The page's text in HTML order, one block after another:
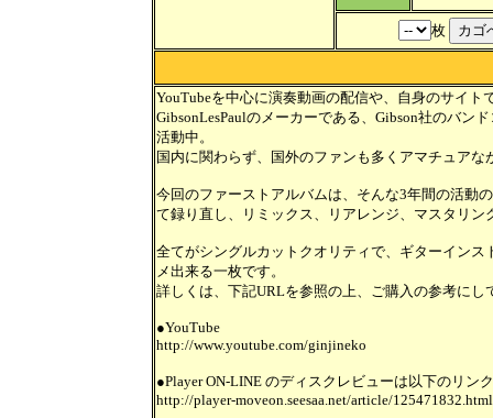
枚
YouTubeを中心に演奏動画の配信や、自身のサイ
GibsonLesPaulのメーカーである、Gibson社のバン
活動中。
国内に関わらず、国外のファンも多くアマチュア
今回のファーストアルバムは、そんな3年間の活動
て録り直し、リミックス、リアレンジ、マスタリ
全てがシングルカットクオリティで、ギターイン
メ出来る一枚です。
詳しくは、下記URLを参照の上、ご購入の参考にし
●YouTube
http://www.youtube.com/ginjineko
●Player ON-LINE のディスクレビューは以下のリン
http://player-moveon.seesaa.net/article/125471832.html